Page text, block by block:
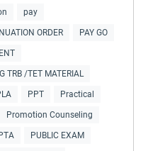
pay
ORDER PAY GO
TRB /TET MATERIAL
PPT Practical
Promotion Counseling
PTA PUBLIC EXAM